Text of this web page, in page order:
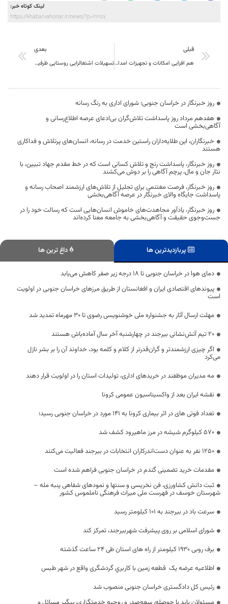
لینک کوتاه خبر:
https://khabarvahonar.ir/news/?p=21257
قبلی
هم افزایی امکانات و تجهیزات امدادرسانی و محرومیت زدایی از اولویت های استان است
بعدی
تسهیلات اشتغالزایی روستایی ظرفیت های بسیار خوبی را در شهرستان فراهم کرده است
روز خبرنگار در خراسان جنوبی؛ شورای اداری به رنگ رسانه
هفدهم مرداد روز پاسداشت تلاش‌گران بی‌ادعای عرصه اطلاع‌رسانی و
آگاهی‌بخشی است
خبرنگاران، این طلایه‌داران راستین خدمت در رسانه، انسان‌های پرتلاش و فداکاری
هستند
روز خبرنگار، پاسداشت رنج و تلاش کسانی است که در خط مقدم جهاد تبیین، با
نثار جان و مال، پرچم آگاهی را بر دوش می‌کشند
روز خبرنگار، فرصت مغتنمی برای تجلیل از تلاش‌های ارزشمند اصحاب رسانه و
پاسداشت جایگاه والای خبرنگار در عرصه آگاهی‌بخشی
روز خبرنگار، یادآور مجاهدت‌های خاموش انسان‌هایی است که رسالت خود را در
جست‌وجوی حقیقت و آگاهی‌بخشی به جامعه معنا کرده‌اند
پربازدیدترین ها داغ ترین ها
دمای هوا در خراسان جنوبی تا ۱۸ درجه زیر صفر کاهش می‌یابد
پیوندهای اقتصادی ایران و افغانستان از طریق مرزهای خراسان جنوبی در اولویت
است
مهلت ارسال آثار به جشنواره ملی خوشنویسی رضوی تا 30 مهرماه تمدید شد
۲۰ تیم آتش‌نشانی بیرجند در چهارشنبه آخر سال آماده‌باش هستند
اگر چیزی ارزشمندتر و گران‌قدرتر از کلام و کلمه بود، خداوند آن را بر بشر نازل
می‌کرد
مه مدیران موظفند در خریدهای اداری، تولیدات استان را در اولویت قرار دهند
نقشه ایران بعد از واکسیناسیون عمومی کرونا
تعداد فوتی های در اثر بیماری کرونا به 141 مورد در خراسان جنوبی رسید؛
۵۷۰ کیلوگرم شیشه در مرز ماهیرود کشف شد
۱۲۵۰ نفر به عنوان دست‌اندرکاران انتخابات در بیرجند فعالیت می‌کنند
مقدمات خرید تضمینی گندم در خراسان جنوبی فراهم شده است
ثبت دانش کشاورزی، فن نخریسی و سنتها و نمودهای شفاهی پنبه مله –
شهرستان خوسف در فهرست ملی میراث فرهنگی ناملموس کشور
سرعت باد در بیرجند به ۱۰۱ کیلومتر رسید
شورای اسلامی بر روی پیشرفت شهربیرجند، تمرکز کند
برف روبی 1930 کیلومتر از راه های استان طی 24 ساعت گذشته
اطلاعیه عرضه یک قطعه زمين با كاربري گردشگری واقع در شهر طبس
رئیس کل دادگستری خراسان جنوبی منصوب شد